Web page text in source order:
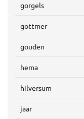
gorgels
gottmer
gouden
hema
hilversum
jaar